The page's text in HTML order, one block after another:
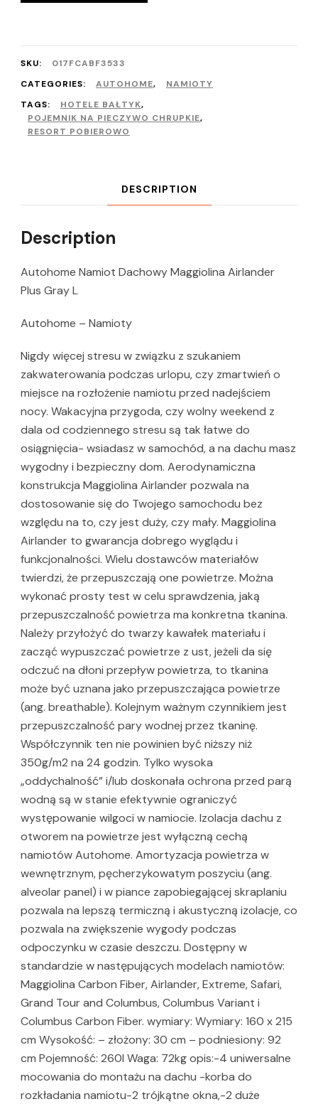
SKU:
017FCABF3533
CATEGORIES:
AUTOHOME,
NAMIOTY
TAGS:
HOTELE BAŁTYK,
POJEMNIK NA PIECZYWO CHRUPKIE,
RESORT POBIEROWO
DESCRIPTION
Description
Autohome Namiot Dachowy Maggiolina Airlander
Plus Gray L
Autohome – Namioty
Nigdy więcej stresu w związku z szukaniem
zakwaterowania podczas urlopu, czy zmartwień o
miejsce na rozłożenie namiotu przed nadejściem
nocy. Wakacyjna przygoda, czy wolny weekend z
dala od codziennego stresu są tak łatwe do
osiągnięcia- wsiadasz w samochód, a na dachu masz
wygodny i bezpieczny dom. Aerodynamiczna
konstrukcja Maggiolina Airlander pozwala na
dostosowanie się do Twojego samochodu bez
względu na to, czy jest duży, czy mały. Maggiolina
Airlander to gwarancja dobrego wyglądu i
funkcjonalności. Wielu dostawców materiałów
twierdzi, że przepuszczają one powietrze. Można
wykonać prosty test w celu sprawdzenia, jaką
przepuszczalność powietrza ma konkretna tkanina.
Należy przyłożyć do twarzy kawałek materiału i
zacząć wypuszczać powietrze z ust, jeżeli da się
odczuć na dłoni przepływ powietrza, to tkanina
może być uznana jako przepuszczająca powietrze
(ang. breathable). Kolejnym ważnym czynnikiem jest
przepuszczalność pary wodnej przez tkaninę.
Współczynnik ten nie powinien być niższy niż
350g/m2 na 24 godzin. Tylko wysoka
„oddychalność” i/lub doskonała ochrona przed parą
wodną są w stanie efektywnie ograniczyć
występowanie wilgoci w namiocie. Izolacja dachu z
otworem na powietrze jest wyłączną cechą
namiotów Autohome. Amortyzacja powietrza w
wewnętrznym, pęcherzykowatym poszyciu (ang.
alveolar panel) i w piance zapobiegającej skraplaniu
pozwala na lepszą termiczną i akustyczną izolacje, co
pozwala na zwiększenie wygody podczas
odpoczynku w czasie deszczu. Dostępny w
standardzie w następujących modelach namiotów:
Maggiolina Carbon Fiber, Airlander, Extreme, Safari,
Grand Tour and Columbus, Columbus Variant i
Columbus Carbon Fiber. wymiary: Wymiary: 160 x 215
cm Wysokość: – złożony: 30 cm – podniesiony: 92
cm Pojemność: 260l Waga: 72kg opis:-4 uniwersalne
mocowania do montażu na dachu -korba do
rozkładania namiotu-2 trójkątne okna,-2 duże